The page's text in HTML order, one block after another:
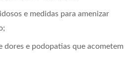
e medidas para amenizar
dores e podopatias que acometem